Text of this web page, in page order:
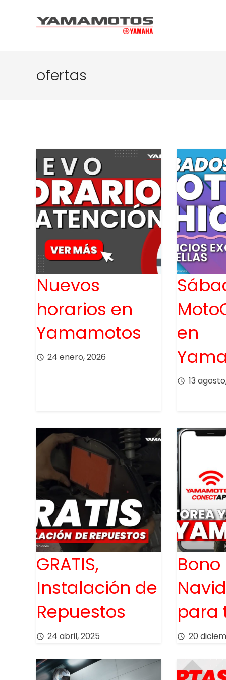
ofertas
Nuevos
horarios en
Yamamotos
access_time 24 enero, 2026
en
access_time 13
GRATIS,
Instalación de
Repuestos
access_time 24 abril, 2025
Bono
para
access_time 20